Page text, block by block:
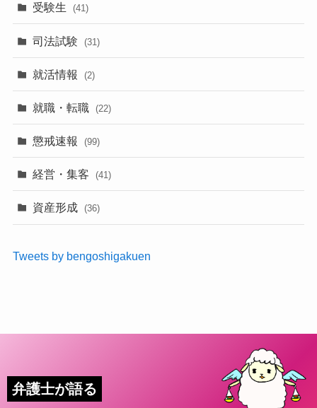
受験生 (41)
司法試験 (31)
就活情報 (2)
就職・転職 (22)
懲戒速報 (99)
経営・集客 (41)
資産形成 (36)
Tweets by bengoshigakuen
弁護士が語る